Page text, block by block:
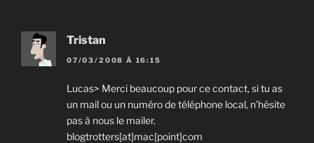
Tristan
07/03/2008 À 16:15
Lucas> Merci beaucoup pour ce contact, si tu as
un mail ou un numéro de téléphone local, n’hésite
pas à nous le mailer.
blogtrotters[at]mac[point]com